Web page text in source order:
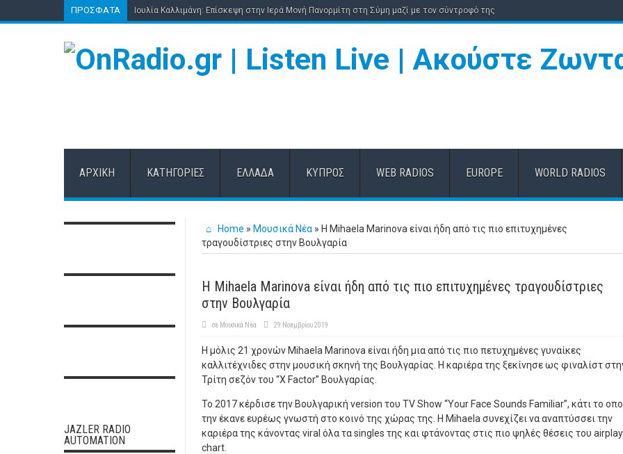
ΠΡΌΣΦΑΤΑ Ιουλία Καλλιμάνη: Επίσκεψη στην Ιερά Μονή Πανορμίτη στη Σύμη μαζί με τον σύντροφό της
ΑΡΧΙΚΉ ΚΑΤΗΓΟΡΊΕΣ ΕΛΛΆΔΑ ΚΎΠΡΟΣ WEB RADIOS EUROPE WORLD RADIOS
Home » Μουσικά Νέα » Η Mihaela Marinova είναι ήδη από τις πιο επιτυχημένες
τραγουδίστριες στην Βουλγαρία
Η Mihaela Marinova είναι ήδη από τις πιο επιτυχημένες τραγουδίστριες
στην Βουλγαρία
σε Μουσικά Νέα 29 Νοεμβρίου 2019
Η μόλις 21 χρονών Mihaela Marinova είναι ήδη μια από τις πιο πετυχημένες γυναίκες
καλλιτέχνιδες στην μουσική σκηνή της Βουλγαρίας. Η καριέρα της ξεκίνησε ως φιναλίστ
Τρίτη σεζόν του “X Factor” Βουλγαρίας.
Το 2017 κέρδισε την Βουλγαρική version του TV Show “Your Face Sounds Familiar”, κάτι το
την έκανε ευρέως γνωστή στο κοινό της χώρας της. Η Mihaela συνεχίζει να αναπτύσσει την
καριέρα της κάνοντας viral όλα τα singles της και φτάνοντας στις πιο ψηλές θέσεις του airplay
chart.
JAZLER RADIO
AUTOMATION